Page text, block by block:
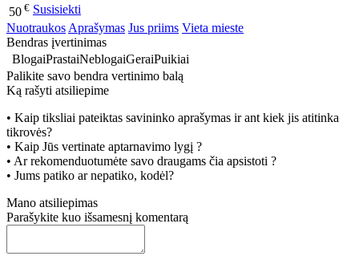
50 € Susisiekti
NuotraukosAprašymas Jus priims Vieta mieste
Bendras įvertinimas
BlogaiPrastaiNeblogaiGeraiPuikiai
Palikite savo bendra vertinimo balą
Ką rašyti atsiliepime
• Kaip tiksliai pateiktas savininko aprašymas ir ant kiek jis atitinka
tikrovės?
• Kaip Jūs vertinate aptarnavimo lygį ?
• Ar rekomenduotumėte savo draugams čia apsistoti ?
• Jums patiko ar nepatiko, kodėl?
Mano atsiliepimas
Parašykite kuo išsamesnį komentarą